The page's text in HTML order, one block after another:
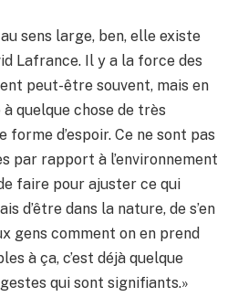
sens large, ben, elle existe
Lafrance. Il y a la force des
peut-être souvent, mais en
quelque chose de très
forme d’espoir. Ce ne sont pas
par rapport à l’environnement
faire pour ajuster ce qui
d’être dans la nature, de s’en
gens comment on en prend
à ça, c’est déjà quelque
qui sont signifiants.»